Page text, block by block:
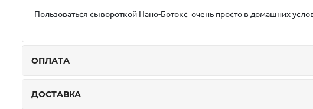
Пользоваться сывороткой Нано-Ботокс очень просто в домашних
ОПЛАТА
ДОСТАВКА